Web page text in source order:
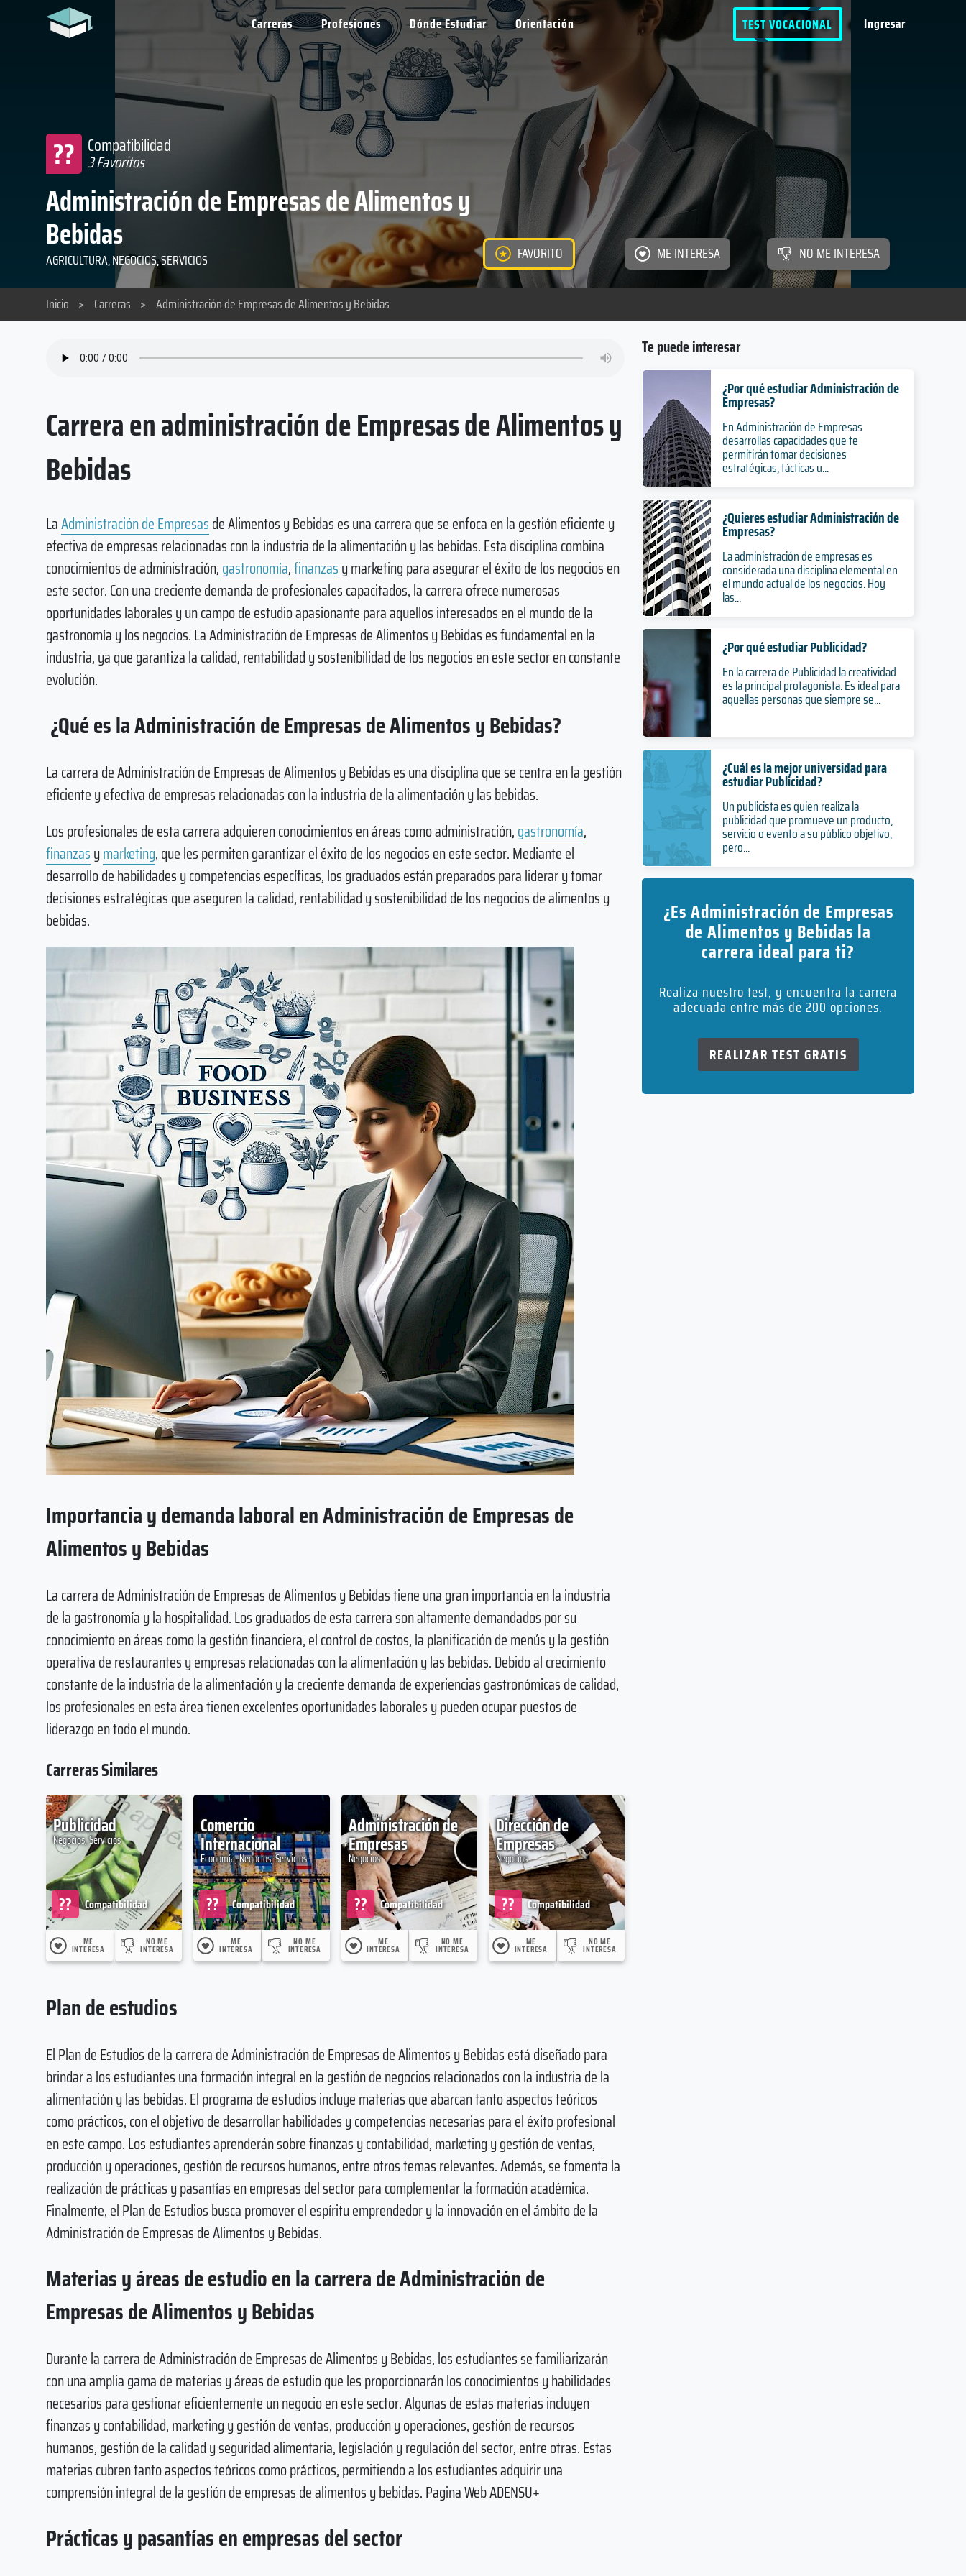
Carreras Profesiones Dónde Estudiar Orientación TEST VOCACIONAL Ingresar
Administración de Empresas de Alimentos y
Bebidas
Compatibilidad
3 Favoritos
??
AGRICULTURA, NEGOCIOS, SERVICIOS FAVORITO ME INTERESA NO ME INTERESA
Inicio > Carreras > Administración de Empresas de Alimentos y Bebidas
Carrera en administración de Empresas de Alimentos y
Bebidas
LaAdministración de Empresasde Alimentos y Bebidas es una carrera que se enfoca en la gestión eficiente y
efectiva de empresas relacionadas con la industria de la alimentación y las bebidas. Esta disciplina combina
conocimientos de administración,gastronomía,finanzasy marketing para asegurar el éxito de los negocios en
este sector. Con una creciente demanda de profesionales capacitados, la carrera ofrece numerosas
oportunidades laborales y un campo de estudio apasionante para aquellos interesados en el mundo de la
gastronomía y los negocios. La Administración de Empresas de Alimentos y Bebidas es fundamental en la
industria, ya que garantiza la calidad, rentabilidad y sostenibilidad de los negocios en este sector en constante
evolución.
¿Qué es la Administración de Empresas de Alimentos y Bebidas?
La carrera de Administración de Empresas de Alimentos y Bebidas es una disciplina que se centra en la gestión
eficiente y efectiva de empresas relacionadas con la industria de la alimentación y las bebidas.
Los profesionales de esta carrera adquieren conocimientos en áreas como administración,gastronomía,
finanzasymarketing, que les permiten garantizar el éxito de los negocios en este sector. Mediante el
desarrollo de habilidades y competencias específicas, los graduados están preparados para liderar y tomar
decisiones estratégicas que aseguren la calidad, rentabilidad y sostenibilidad de los negocios de alimentos y
bebidas.
Importancia y demanda laboral en Administración de Empresas de
Alimentos y Bebidas
La carrera de Administración de Empresas de Alimentos y Bebidas tiene una gran importancia en la industria
de la gastronomía y la hospitalidad. Los graduados de esta carrera son altamente demandados por su
conocimiento en áreas como la gestión financiera, el control de costos, la planificación de menús y la gestión
operativa de restaurantes y empresas relacionadas con la alimentación y las bebidas. Debido al crecimiento
constante de la industria de la alimentación y la creciente demanda de experiencias gastronómicas de calidad,
los profesionales en esta área tienen excelentes oportunidades laborales y pueden ocupar puestos de
liderazgo en todo el mundo.
Carreras Similares
Publicidad
Negocios, Servicios
Compatibilidad
??
ME
INTERESA
NO ME
INTERESA
Comercio
Internacional
Economía, Negocios, Servicios
Compatibilidad
??
ME
INTERESA
NO ME
INTERESA
Administración de
Empresas
Negocios
Compatibilidad
??
ME
INTERESA
NO ME
INTERESA
Dirección de
Empresas
Negocios
Compatibilidad
??
ME
INTERESA
NO ME
INTERESA
Plan de estudios
El Plan de Estudios de la carrera de Administración de Empresas de Alimentos y Bebidas está diseñado para
brindar a los estudiantes una formación integral en la gestión de negocios relacionados con la industria de la
alimentación y las bebidas. El programa de estudios incluye materias que abarcan tanto aspectos teóricos
como prácticos, con el objetivo de desarrollar habilidades y competencias necesarias para el éxito profesional
en este campo. Los estudiantes aprenderán sobre finanzas y contabilidad, marketing y gestión de ventas,
producción y operaciones, gestión de recursos humanos, entre otros temas relevantes. Además, se fomenta la
realización de prácticas y pasantías en empresas del sector para complementar la formación académica.
Finalmente, el Plan de Estudios busca promover el espíritu emprendedor y la innovación en el ámbito de la
Administración de Empresas de Alimentos y Bebidas.
Materias y áreas de estudio en la carrera de Administración de
Empresas de Alimentos y Bebidas
Durante la carrera de Administración de Empresas de Alimentos y Bebidas, los estudiantes se familiarizarán
con una amplia gama de materias y áreas de estudio que les proporcionarán los conocimientos y habilidades
necesarios para gestionar eficientemente un negocio en este sector. Algunas de estas materias incluyen
finanzas y contabilidad, marketing y gestión de ventas, producción y operaciones, gestión de recursos
humanos, gestión de la calidad y seguridad alimentaria, legislación y regulación del sector, entre otras. Estas
materias cubren tanto aspectos teóricos como prácticos, permitiendo a los estudiantes adquirir una
comprensión integral de la gestión de empresas de alimentos y bebidas. Pagina Web ADENSU+
Prácticas y pasantías en empresas del sector
Te puede interesar
¿Por qué estudiar Administración de
Empresas?
En Administración de Empresas
desarrollas capacidades que te
permitirán tomar decisiones
estratégicas, tácticas u...
¿Quieres estudiar Administración de
Empresas?
La administración de empresas es
considerada una disciplina elemental en
el mundo actual de los negocios. Hoy
las...
¿Por qué estudiar Publicidad?
En la carrera de Publicidad la creatividad
es la principal protagonista. Es ideal para
aquellas personas que siempre se...
¿Cuál es la mejor universidad para
estudiar Publicidad?
Un publicista es quien realiza la
publicidad que promueve un producto,
servicio o evento a su público objetivo,
pero...
¿Es Administración de Empresas
de Alimentos y Bebidas la
carrera ideal para ti?
Realiza nuestro test, y encuentra la carrera
adecuada entre más de 200 opciones.
REALIZAR TEST GRATIS